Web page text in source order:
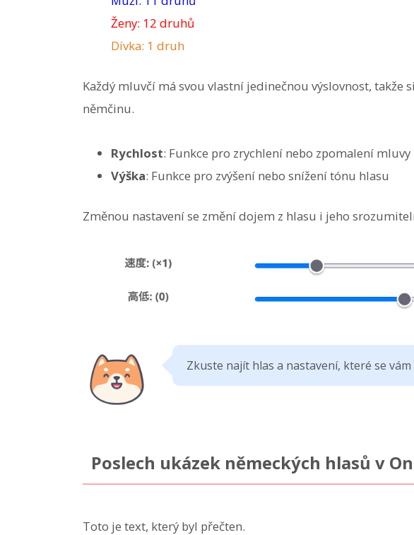
Ženy: 12 druhů
Dívka: 1 druh
Každý mluvčí má svou vlastní jedinečnou výslovnost, takže
němčinu.
Rychlost: Funkce pro zrychlení nebo zpomalení mluvy
Výška: Funkce pro zvýšení nebo snížení tónu hlasu
Změnou nastavení se změní dojem z hlasu i jeho
Zkuste najít hlas a nastavení, které se
Poslech ukázek německých hlasů v
Toto je text, který byl přečten.